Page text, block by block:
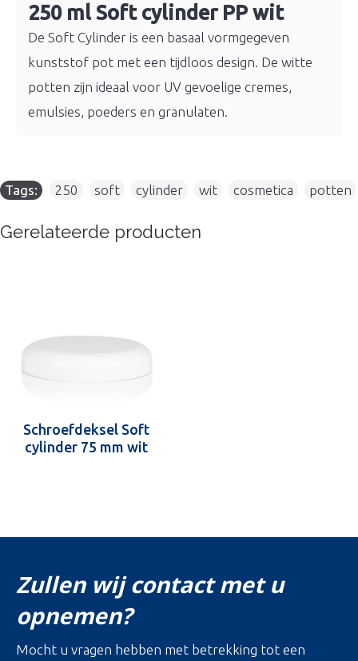
250 ml Soft cylinder PP wit
De Soft Cylinder is een basaal vormgegeven
kunststof pot met een tijdloos design. De witte
potten zijn ideaal voor UV gevoelige cremes,
emulsies, poeders en granulaten.
Tags: 250 soft cylinder wit cosmetica potten
Gerelateerde producten
Schroefdeksel Soft
cylinder 75 mm wit
Zullen wij contact met u
opnemen?
Mocht u vragen hebben met betrekking tot een